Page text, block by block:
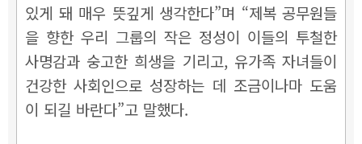
있게 돼 매우 뜻깊게 생각한다”며 “제복 공무원들
을 향한 우리 그룹의 작은 정성이 이들의 투철한
사명감과 숭고한 희생을 기리고, 유가족 자녀들이
건강한 사회인으로 성장하는 데 조금이나마 도움
이 되길 바란다”고 말했다.